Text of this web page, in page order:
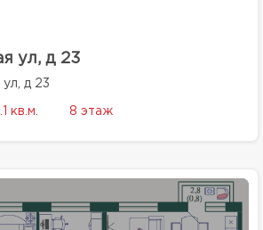
ул, д 23
д 23
кв.м. 8 этаж